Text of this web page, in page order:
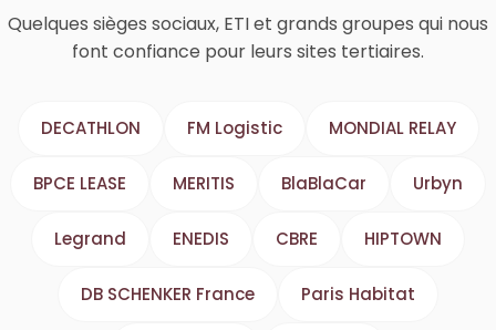
Quelques sièges sociaux, ETI et grands groupes qui nous
font confiance pour leurs sites tertiaires.
DECATHLON FM Logistic MONDIAL RELAY
BPCE LEASE MERITIS BlaBlaCar Urbyn
Legrand ENEDIS CBRE HIPTOWN
DB SCHENKER France Paris Habitat